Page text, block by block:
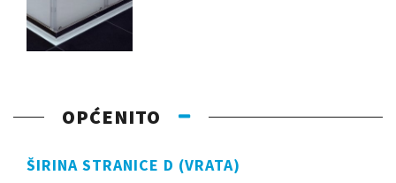
OPĆENITO
ŠIRINA STRANICE D (VRATA)